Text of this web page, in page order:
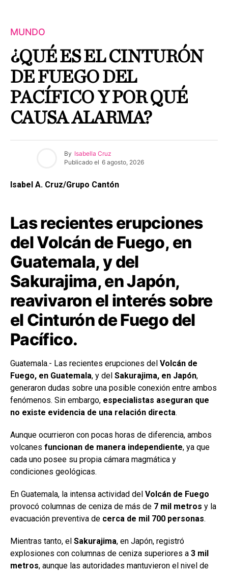
MUNDO
¿QUÉ ES EL CINTURÓN
DE FUEGO DEL
PACÍFICO Y POR QUÉ
CAUSA ALARMA?
By Isabella Cruz
Publicado el 6 agosto, 2026
Isabel A. Cruz/Grupo Cantón
Las recientes erupciones
del Volcán de Fuego, en
Guatemala, y del
Sakurajima, en Japón,
reavivaron el interés sobre
el Cinturón de Fuego del
Pacífico.
Guatemala.- Las recientes erupciones del Volcán de
Fuego, en Guatemala, y del Sakurajima, en Japón,
generaron dudas sobre una posible conexión entre ambos
fenómenos. Sin embargo, especialistas aseguran que
no existe evidencia de una relación directa.
Aunque ocurrieron con pocas horas de diferencia, ambos
volcanes funcionan de manera independiente, ya que
cada uno posee su propia cámara magmática y
condiciones geológicas.
En Guatemala, la intensa actividad del Volcán de Fuego
provocó columnas de ceniza de más de 7 mil metros y la
evacuación preventiva de cerca de mil 700 personas.
Mientras tanto, el Sakurajima, en Japón, registró
explosiones con columnas de ceniza superiores a 3 mil
metros, aunque las autoridades mantuvieron el nivel de